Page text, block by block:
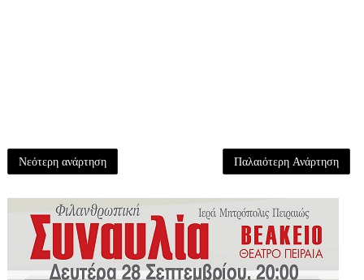
Νεότερη ανάρτηση Παλαιότερη Ανάρτηση